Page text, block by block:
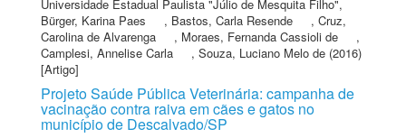
Universidade Estadual Paulista "Júlio de Mesquita Filho",
Bürger, Karina Paes
, Bastos, Carla Resende , Cruz,
Carolina de Alvarenga
, Moraes, Fernanda Cassioli de
,
Camplesi, Annelise Carla
, Souza, Luciano Melo de (2016)
[Artigo]
Projeto Saúde Pública Veterinária: campanha de
vacinação contra raiva em cães e gatos no
município de Descalvado/SP